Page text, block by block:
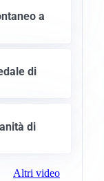
a
di
di
Altri video